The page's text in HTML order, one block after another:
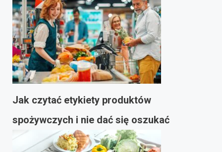
Jak czytać etykiety produktów
spożywczych i nie dać się oszukać